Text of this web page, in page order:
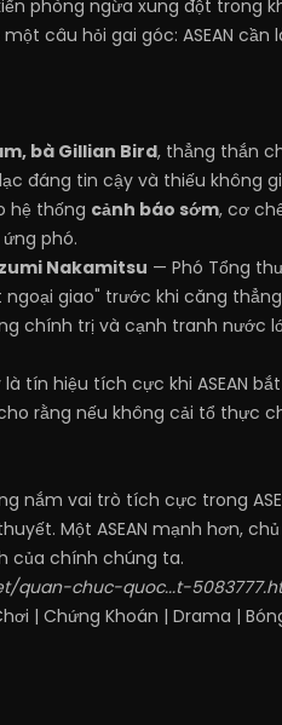
phòng ngừa xung đột trong
câu hỏi gai góc: ASEAN
bà Gillian Bird, thẳng thắn
đáng tin cậy và thiếu không
hệ thống cảnh báo sớm, cơ
phó.
Nakamitsu — Phó Tổng
giao" trước khi căng
chính trị và cạnh tranh nước
tín hiệu tích cực khi ASEAN
rằng nếu không cải tổ thực
nắm vai trò tích cực trong
Một ASEAN mạnh hơn,
của chính chúng ta.
quan-chuc-quoc...t-
| Chứng Khoán | Drama |